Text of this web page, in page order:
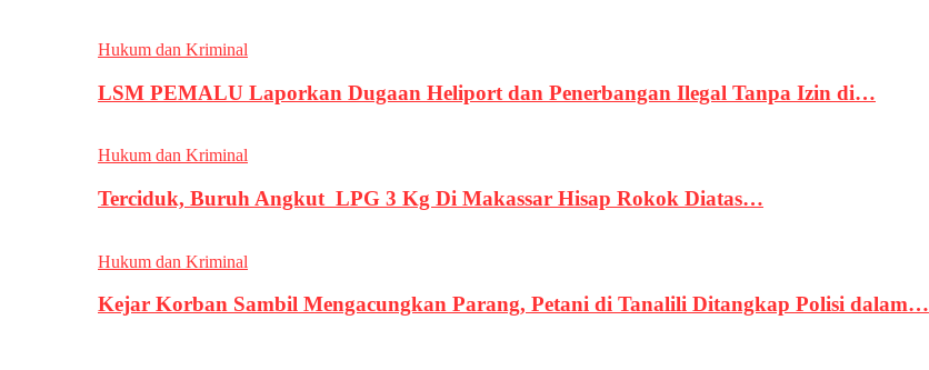
Hukum dan Kriminal
LSM PEMALU Laporkan Dugaan Heliport dan Penerbangan Ilegal Tanpa Izin di…
Hukum dan Kriminal
Terciduk, Buruh Angkut LPG 3 Kg Di Makassar Hisap Rokok Diatas…
Hukum dan Kriminal
Kejar Korban Sambil Mengacungkan Parang, Petani di Tanalili Ditangkap Polisi dalam…